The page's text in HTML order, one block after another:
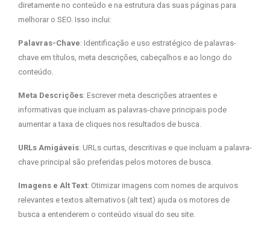
diretamente no conteúdo e na estrutura das suas páginas para
melhorar o SEO. Isso inclui:
Palavras-Chave: Identificação e uso estratégico de palavras-
chave em títulos, meta descrições, cabeçalhos e ao longo do
conteúdo.
Meta Descrições: Escrever meta descrições atraentes e
informativas que incluam as palavras-chave principais pode
aumentar a taxa de cliques nos resultados de busca.
URLs Amigáveis: URLs curtas, descritivas e que incluam a palavra-
chave principal são preferidas pelos motores de busca.
Imagens e Alt Text: Otimizar imagens com nomes de arquivos
relevantes e textos alternativos (alt text) ajuda os motores de
busca a entenderem o conteúdo visual do seu site.